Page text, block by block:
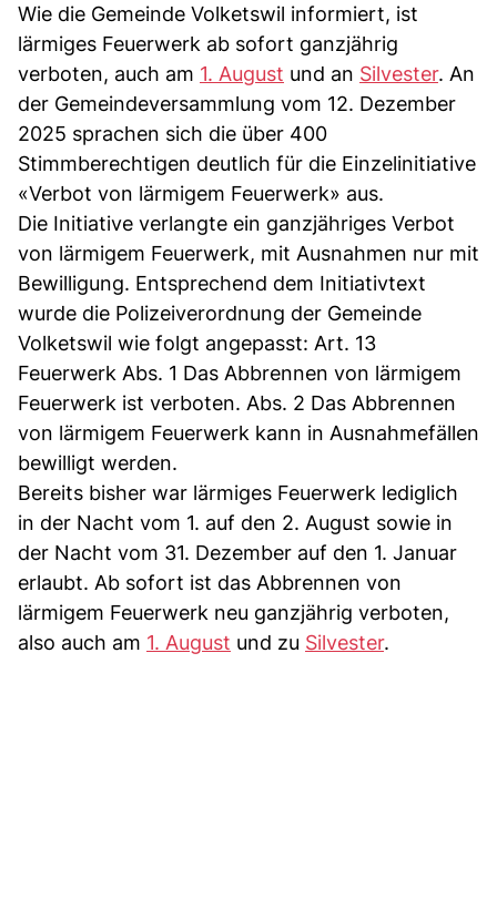
Wie die Gemeinde Volketswil informiert, ist
lärmiges Feuerwerk ab sofort ganzjährig
verboten, auch am 1. August und an Silvester. An
der Gemeindeversammlung vom 12. Dezember
2025 sprachen sich die über 400
Stimmberechtigen deutlich für die Einzelinitiative
«Verbot von lärmigem Feuerwerk» aus.
Die Initiative verlangte ein ganzjähriges Verbot
von lärmigem Feuerwerk, mit Ausnahmen nur mit
Bewilligung. Entsprechend dem Initiativtext
wurde die Polizeiverordnung der Gemeinde
Volketswil wie folgt angepasst: Art. 13
Feuerwerk Abs. 1 Das Abbrennen von lärmigem
Feuerwerk ist verboten. Abs. 2 Das Abbrennen
von lärmigem Feuerwerk kann in Ausnahmefällen
bewilligt werden.
Bereits bisher war lärmiges Feuerwerk lediglich
in der Nacht vom 1. auf den 2. August sowie in
der Nacht vom 31. Dezember auf den 1. Januar
erlaubt. Ab sofort ist das Abbrennen von
lärmigem Feuerwerk neu ganzjährig verboten,
also auch am 1. August und zu Silvester.